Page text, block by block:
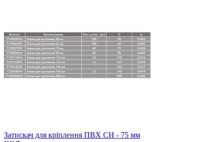
Затискач для кріплення ПВХ CH - 75 мм